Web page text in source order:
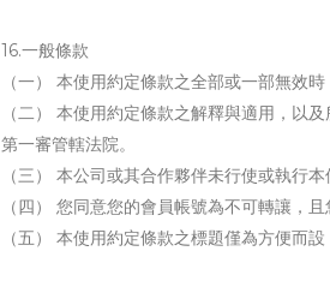
16.一般條款
（一） 本使用約定條款之全部或一部無效
（二） 本使用約定條款之解釋與適用，以
第一審管轄法院。
（三） 本公司或其合作夥伴未行使或執行
（四） 您同意您的會員帳號為不可轉讓，
（五） 本使用約定條款之標題僅為方便而